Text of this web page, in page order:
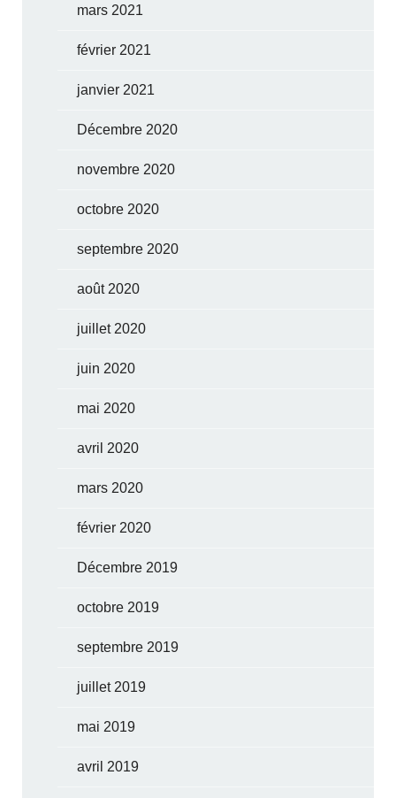
mars 2021
février 2021
janvier 2021
Décembre 2020
novembre 2020
octobre 2020
septembre 2020
août 2020
juillet 2020
juin 2020
mai 2020
avril 2020
mars 2020
février 2020
Décembre 2019
octobre 2019
septembre 2019
juillet 2019
mai 2019
avril 2019